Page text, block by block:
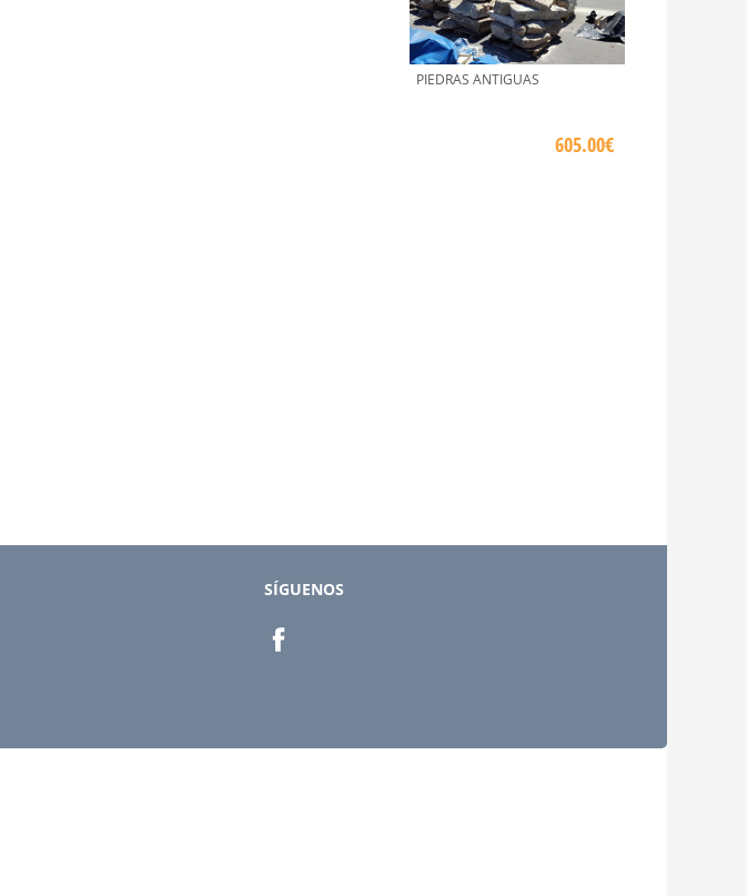
PIEDRAS ANTIGUAS
605.00€
SÍGUENOS